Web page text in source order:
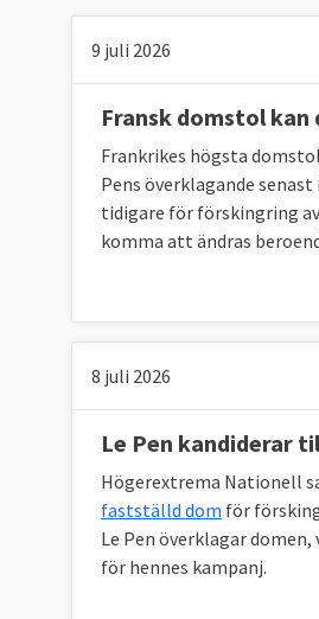
9 juli 2026
Fransk domstol
Frankrikes högsta
Pens överklagande
tidigare för förskingring
komma att ändras
8 juli 2026
Le Pen kandiderar
Högerextrema Nationell
fastställd dom för
Le Pen överklagar
för hennes kampanj.